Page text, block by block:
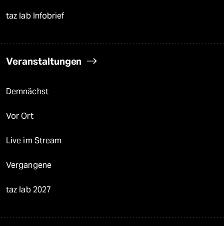
taz lab Infobrief
Veranstaltungen
Demnächst
Vor Ort
Live im Stream
Vergangene
taz lab 2027